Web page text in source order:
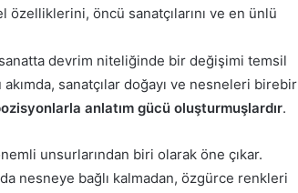
özelliklerini, öncü sanatçılarını ve en ünlü
devrim niteliğinde bir değişimi temsil
sanatçılar doğayı ve nesneleri birebir
anlatım gücü oluşturmuşlardır.
unsurlarından biri olarak öne çıkar.
nesneye bağlı kalmadan, özgürce renkleri